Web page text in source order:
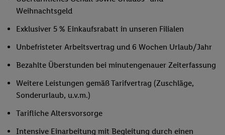
Weihnachtsgeld
Exklusiver 5 % Einkaufsrabatt in unseren Filialen
Unbefristeter Arbeitsvertrag und 6 Wochen Urlaub/Jahr
Bezahlte Überstunden bei minutengenauer Zeiterfassung
Weitere Leistungen gemäß Tarifvertrag (Zuschläge,
Sonderurlaub, u.v.m.)
Tarifliche Altersvorsorge
Intensive Einarbeitung mit Begleitung durch einen